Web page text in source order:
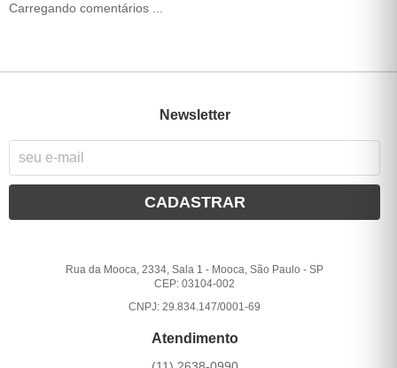
Carregando comentários ...
Newsletter
CADASTRAR
Rua da Mooca, 2334, Sala 1 - Mooca, São Paulo -SP
CEP: 03104-002
CNPJ: 29.834.147/0001-69
Atendimento